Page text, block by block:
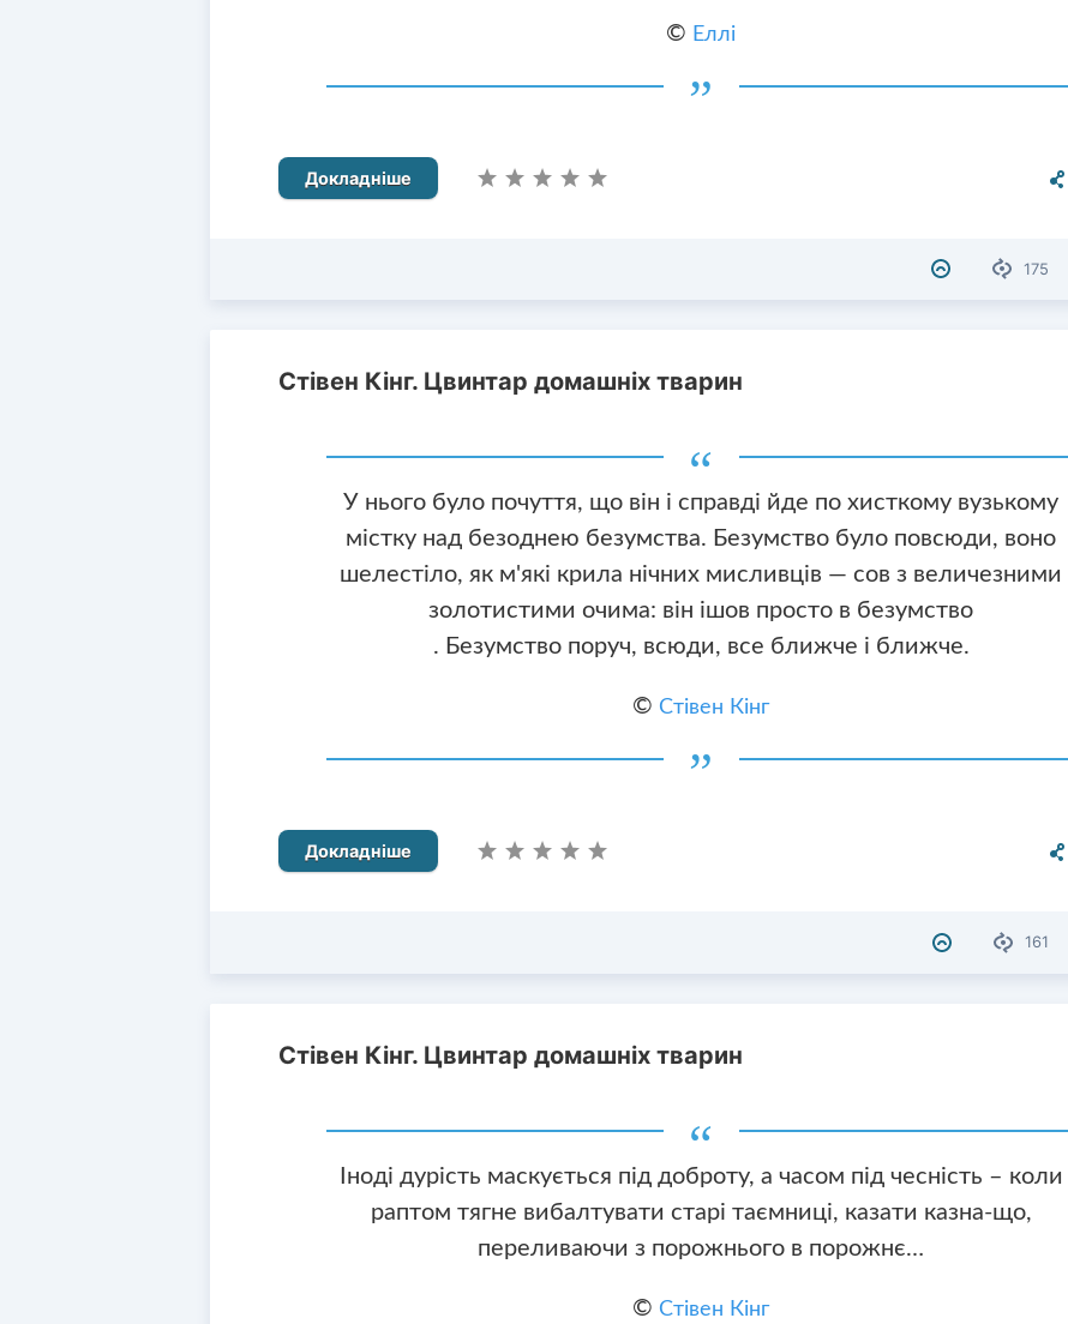
© Еллі
Докладніше
175
Стівен Кінг. Цвинтар домашніх тварин
У нього було почуття, що він і справді йде по хисткому вузькому
містку над безоднею безумства. Безумство було повсюди, воно
шелестіло, як м'які крила нічних мисливців — сов з величезними
золотистими очима: він ішов просто в безумство
. Безумство поруч, всюди, все ближче і ближче.
©Стівен Кінг
Докладніше
161
Стівен Кінг. Цвинтар домашніх тварин
Іноді дурість маскується під доброту, а часом під чесність – коли
раптом тягне вибалтувати старі таємниці, казати казна-що,
переливаючи з порожнього в порожнє…
©Стівен Кінг